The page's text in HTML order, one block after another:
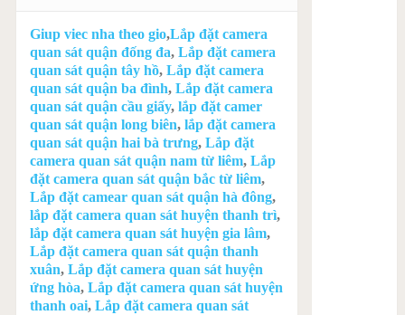
Giup viec nha theo gio,Lắp đặt camera
quan sát quận đống đa, Lắp đặt camera
quan sát quận tây hồ, Lắp đặt camera
quan sát quận ba đình, Lắp đặt camera
quan sát quận cầu giấy, lắp đặt camer
quan sát quận long biên, lắp đặt camera
quan sát quận hai bà trưng, Lắp đặt
camera quan sát quận nam từ liêm, Lắp
đặt camera quan sát quận bắc từ liêm,
Lắp đặt camear quan sát quận hà đông,
lắp đặt camera quan sát huyện thanh trì,
lắp đặt camera quan sát huyện gia lâm,
Lắp đặt camera quan sát quận thanh
xuân, Lắp đặt camera quan sát huyện
ứng hòa, Lắp đặt camera quan sát huyện
thanh oai, Lắp đặt camera quan sát